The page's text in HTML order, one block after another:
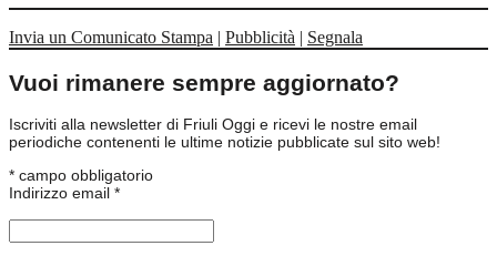
Invia un Comunicato Stampa | Pubblicità | Segnala
Vuoi rimanere sempre aggiornato?
Iscriviti alla newsletter di Friuli Oggi e ricevi le nostre email
periodiche contenenti le ultime notizie pubblicate sul sito web!
* campo obbligatorio
Indirizzo email *